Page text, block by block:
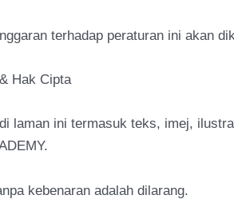
terhadap peraturan ini akan
Hak Cipta
laman ini termasuk teks, imej,
kebenaran adalah dilarang.